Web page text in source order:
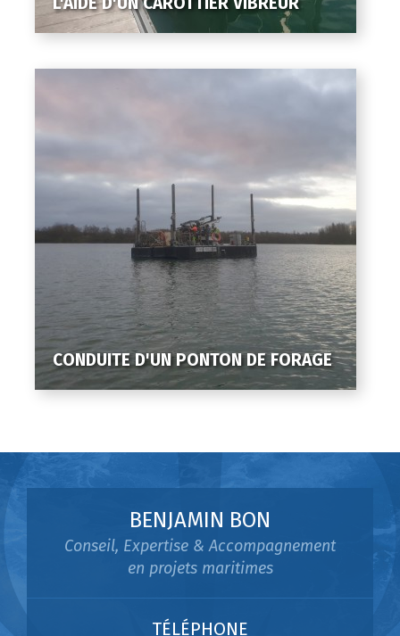
CONDUITE D'UN PONTON DE FORAGE
BENJAMIN BON
Conseil, Expertise & Accompagnement
en projets maritimes
TÉLÉPHONE